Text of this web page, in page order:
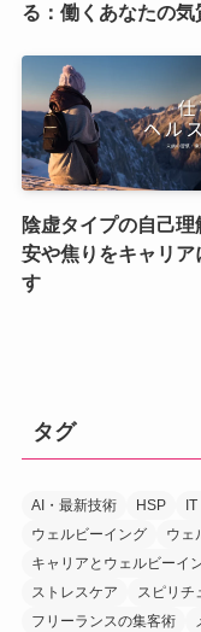
る：働くあなたの気
陰虚タイプの自己理
安や焦りをキャリア
す
タグ
AI・最新技術 HSP
ウェルビーイング
ウェ
キャリアとウェルビーイ
ストレスケア
スピリチ
フリーランスの集客術